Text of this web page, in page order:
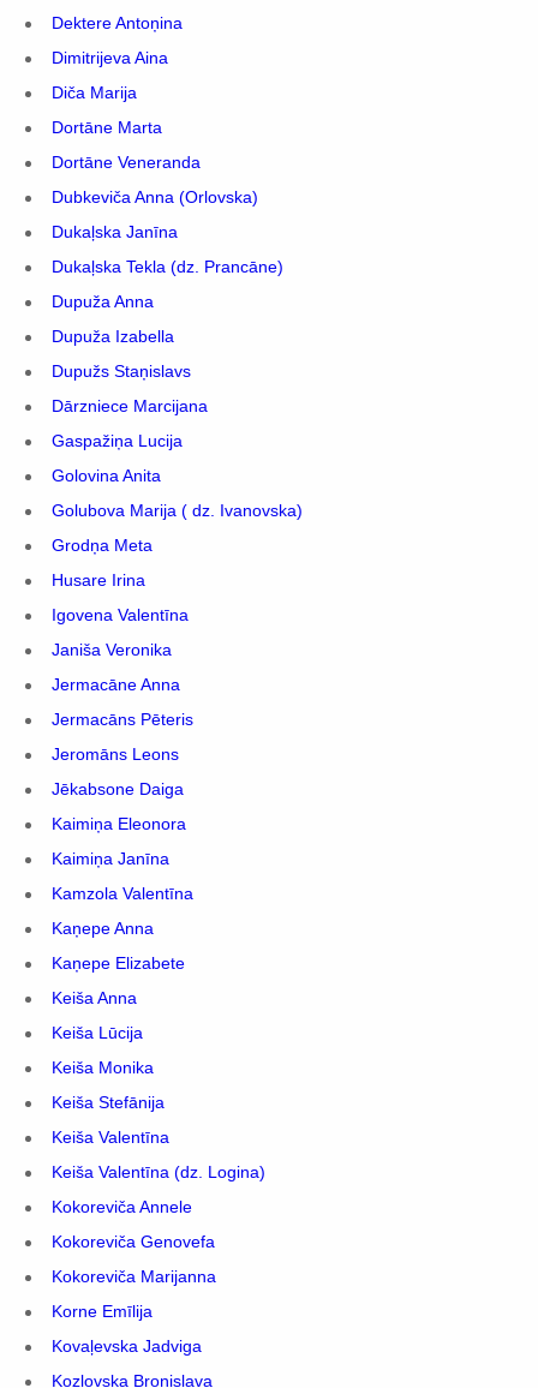
Dektere Antoņina
Dimitrijeva Aina
Diča Marija
Dortāne Marta
Dortāne Veneranda
Dubkeviča Anna (Orlovska)
Dukaļska Janīna
Dukaļska Tekla (dz. Prancāne)
Dupuža Anna
Dupuža Izabella
Dupužs Staņislavs
Dārzniece Marcijana
Gaspažiņa Lucija
Golovina Anita
Golubova Marija ( dz. Ivanovska)
Grodņa Meta
Husare Irina
Igovena Valentīna
Janiša Veronika
Jermacāne Anna
Jermacāns Pēteris
Jeromāns Leons
Jēkabsone Daiga
Kaimiņa Eleonora
Kaimiņa Janīna
Kamzola Valentīna
Kaņepe Anna
Kaņepe Elizabete
Keiša Anna
Keiša Lūcija
Keiša Monika
Keiša Stefānija
Keiša Valentīna
Keiša Valentīna (dz. Logina)
Kokoreviča Annele
Kokoreviča Genovefa
Kokoreviča Marijanna
Korne Emīlija
Kovaļevska Jadviga
Kozlovska Broņislava